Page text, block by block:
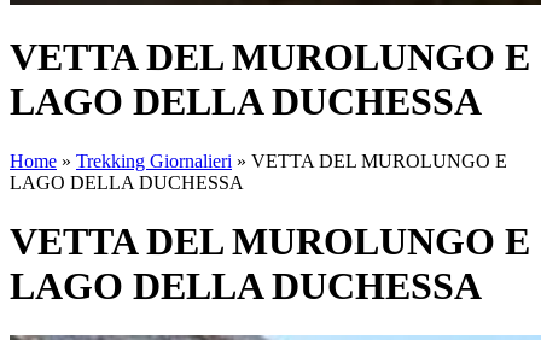
VETTA DEL MUROLUNGO E
LAGO DELLA DUCHESSA
Home » Trekking Giornalieri » VETTA DEL MUROLUNGO E
LAGO DELLA DUCHESSA
VETTA DEL MUROLUNGO E
LAGO DELLA DUCHESSA